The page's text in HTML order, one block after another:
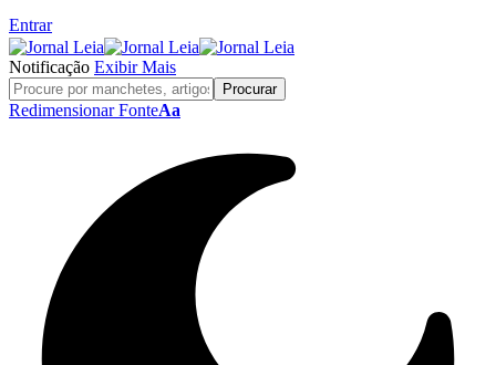
Entrar
Notificação Exibir Mais
Redimensionar FonteAa